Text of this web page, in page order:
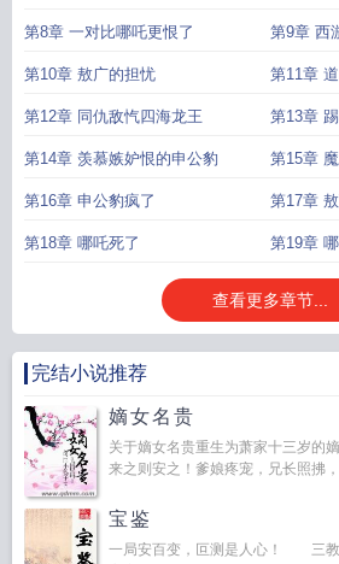
第8章 一对比哪吒更恨了 第9章 西
第10章 敖广的担忧 第11章
第12章 同仇敌忾四海龙王 第13章
第14章 羡慕嫉妒恨的申公豹 第15章
第16章 申公豹疯了 第17章
的
第18章 哪吒死了 第19章
查看更多章节...
完结小说推荐
嫡女名贵
关于嫡女名贵重生为萧家十三岁的
来之则安之！爹娘疼宠，兄长照拂
宝鉴
一局安百变，叵测是人心！ 三教